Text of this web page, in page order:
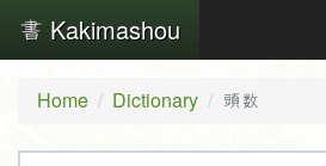
Kakimashou
Home Dictionary 頭数